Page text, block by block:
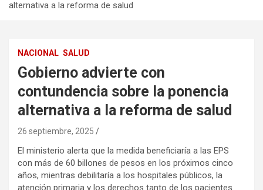
alternativa a la reforma de salud
NACIONAL SALUD
Gobierno advierte con
contundencia sobre la ponencia
alternativa a la reforma de salud
26 septiembre, 2025
El ministerio alerta que la medida beneficiaría a las EPS
con más de 60 billones de pesos en los próximos cinco
años, mientras debilitaría a los hospitales públicos, la
atención primaria y los derechos tanto de los pacientes